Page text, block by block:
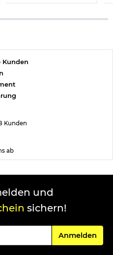
Kunden
Kunden
ab
und
sichern!
Für den
Anmelden